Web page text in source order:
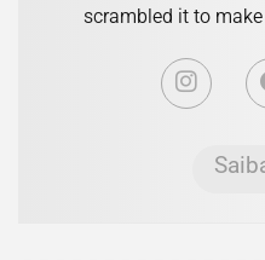
scrambled it to